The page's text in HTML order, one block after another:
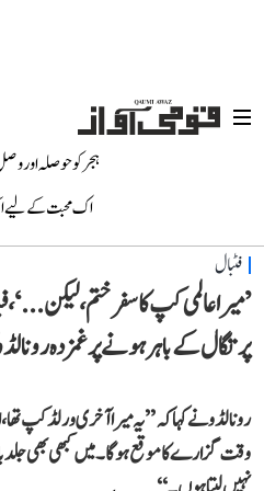
ہجر کو حوصلہ اور
اک محبت کے لیے
فٹبال
’میرا عالمی کپ کا سفر ختم،
پرتگال کے باہر ہونے پر غمزدہ
رونالڈو نے کہا کہ ’’یہ میرا آخری ورلڈ کپ
وقت گزارے کا موقع ہوگا۔ میں کبھی بھی جلد